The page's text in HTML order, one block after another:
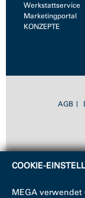
Werkstattservice
Marketingportal
KONZEPTE
AGB
COOKIE-
MEGA